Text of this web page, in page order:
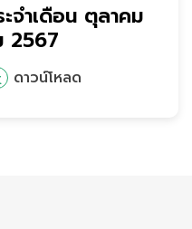
ำเดือน ตุลาคม
2567
ดาวน์โหลด